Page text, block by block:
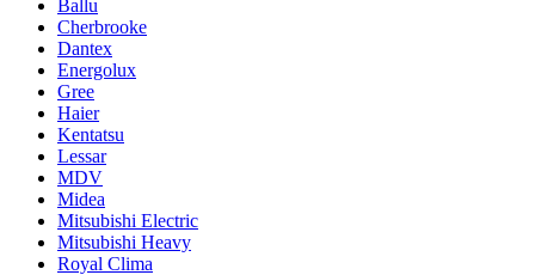
Ballu
Cherbrooke
Dantex
Energolux
Gree
Haier
Kentatsu
Lessar
MDV
Midea
Mitsubishi Electric
Mitsubishi Heavy
Royal Clima